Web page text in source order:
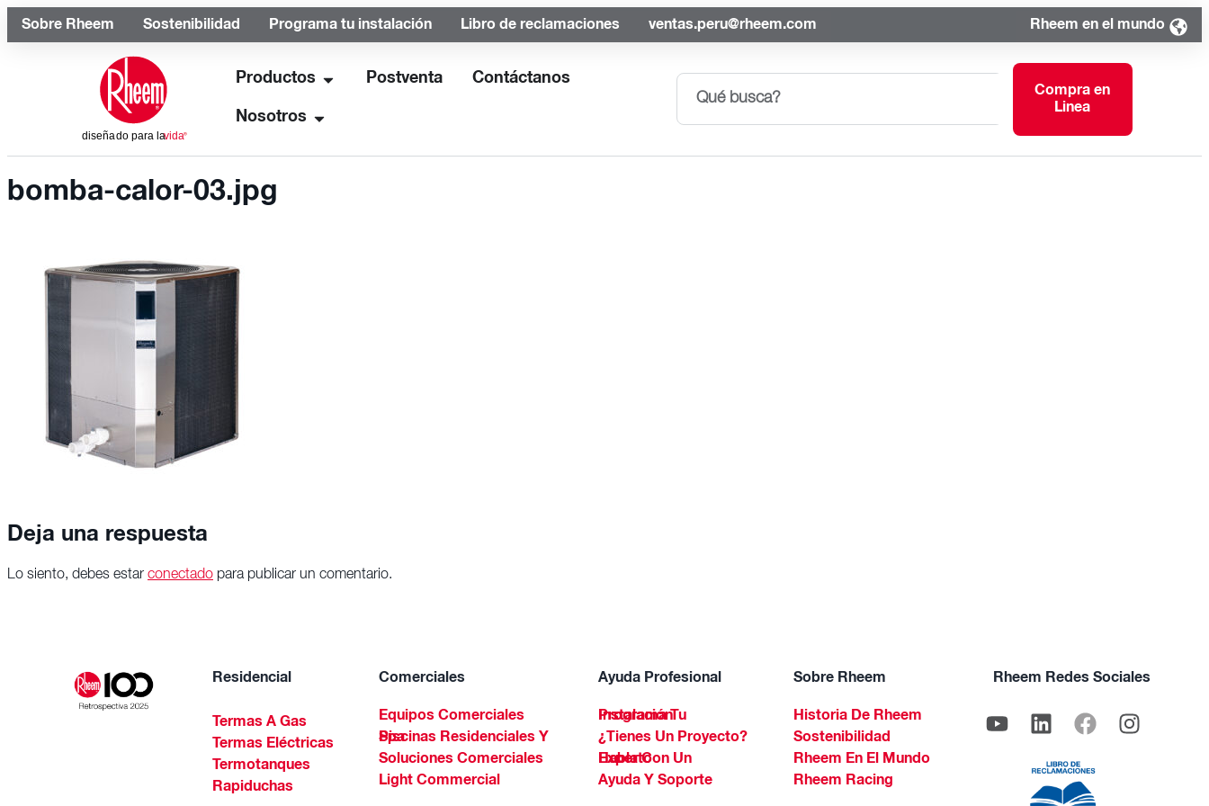
Sobre Rheem Sostenibilidad Programa tu instalación Libro de reclamaciones ventas.peru@rheem.com Rheem en el mundo
Productos Postventa Contáctanos
Nosotros
Compra en
Linea
bomba-calor-03.jpg
Deja una respuesta
Lo siento, debes estar conectado para publicar un comentario.
Residencial
Termas A Gas
Termas Eléctricas
Termotanques
Rapiduchas
Comerciales
Equipos Comerciales
Piscinas Residenciales Y Spa
Soluciones Comerciales
Light Commercial
Ayuda Profesional
Programa Tu Instalación
¿Tienes Un Proyecto?
Habla Con Un Experto
Ayuda Y Soporte
Sobre Rheem
Historia De Rheem
Sostenibilidad
Rheem En El Mundo
Rheem Racing
Rheem Redes Sociales